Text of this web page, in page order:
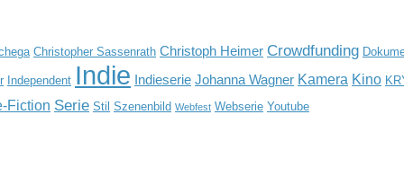
Christopher Sassenrath Christoph Heimer Crowdfunding
Independent Indie Indieserie Johanna Wagner Kamera Kino
Fiction Serie Stil Szenenbild Webfest Webserie Youtube